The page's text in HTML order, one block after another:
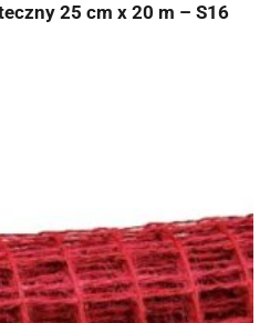
25 cm x 20 m – S16